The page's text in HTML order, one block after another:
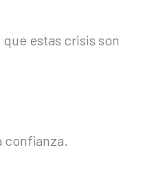
estas crisis son
confianza.